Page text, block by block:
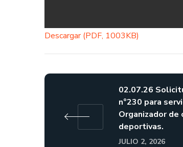
Descargar (PDF, 1003KB)
02.07.26
n°230 para
Organizador de
deportivas.
JULIO 2, 2026